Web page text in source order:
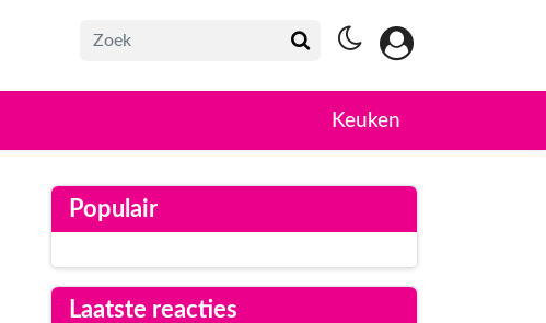
Keuken
Populair
Laatste reacties